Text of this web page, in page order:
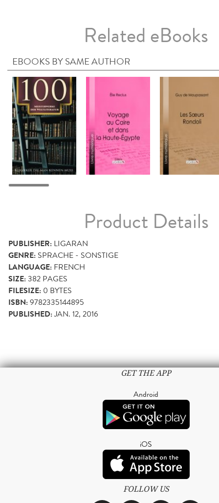
Related eBooks
EBOOKS BY SAME AUTHOR
Product Details
PUBLISHER: LIGARAN
GENRE: SPRACHE - SONSTIGE
LANGUAGE: FRENCH
SIZE:382 PAGES
FILESIZE: 0 BYTES
ISBN:9782335144895
PUBLISHED:JAN. 12, 2016
GET THE APP
Android
iOS
FOLLOW US